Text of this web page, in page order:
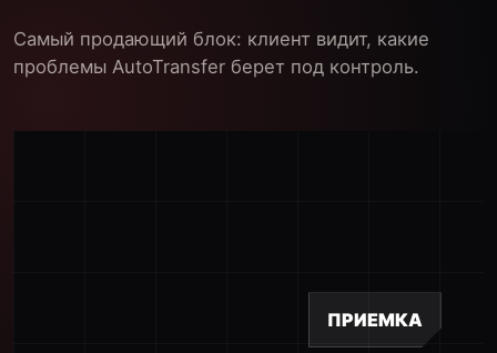
Самый продающий блок: клиент видит, какие
проблемы AutoTransfer берет под контроль.
ПРИЕМКА